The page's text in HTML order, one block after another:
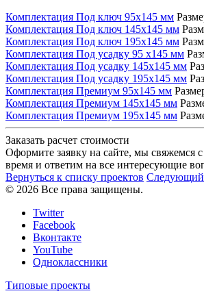
Комплектация Под ключ 95х145 мм
Комплектация Под ключ 145х145 мм
Комплектация Под ключ 195х145 мм
Комплектация Под усадку 95 х145 мм
Комплектация Под усадку 145х145 мм
Комплектация Под усадку 195х145 мм
Комплектация Премиум 95х145 мм
Комплектация Премиум 145х145 мм
Комплектация Премиум 195х145 мм
Заказать расчет стоимости
Оформите заявку на сайте, мы свяжемся
время и ответим на все интересующие
Вернуться к списку проектов Следующий
© 2026 Все права защищены.
Twitter
Facebook
Вконтакте
YouTube
Одноклассники
Типовые проекты